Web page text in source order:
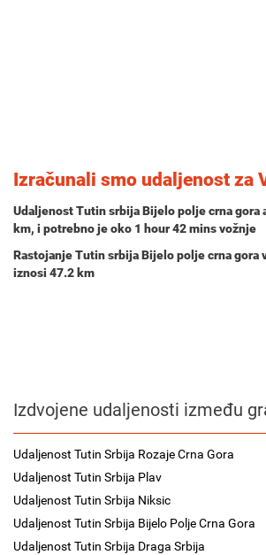
Izračunali smo udaljenost za
Udaljenost Tutin srbija Bijelo polje crna gora
km, i potrebno je oko 1 hour 42 minsvožnje
Rastojanje Tutin srbija Bijelo polje crna gora
iznosi 47.2 km
Izdvojene udaljenosti između
Udaljenost Tutin Srbija Rozaje Crna Gora
Udaljenost Tutin Srbija Plav
Udaljenost Tutin Srbija Niksic
Udaljenost Tutin Srbija Bijelo Polje Crna Gora
Udaljenost Tutin Srbija Draga Srbija